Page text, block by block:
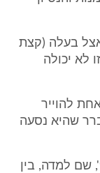
בעלה (קצת
לא יכולה
להוייר
שהיא נסעה
נסיעה ראשונה להוייר בהולנד בשנת 97', שם למדה, בין